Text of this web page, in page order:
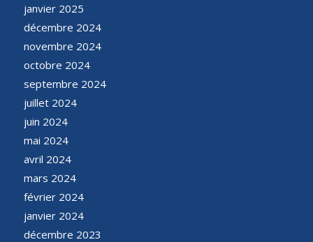
janvier 2025
décembre 2024
novembre 2024
octobre 2024
septembre 2024
juillet 2024
juin 2024
mai 2024
avril 2024
mars 2024
février 2024
janvier 2024
décembre 2023